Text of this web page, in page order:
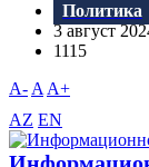
Политика
3 август
1115
A- A A+
AZ EN